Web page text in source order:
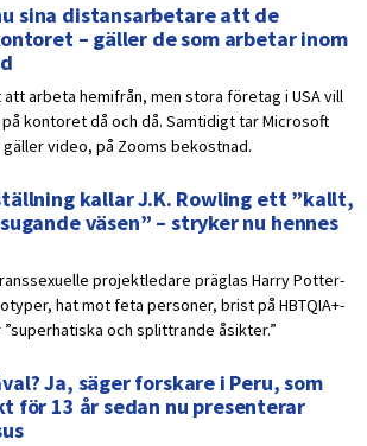
sina distansarbetare att de
– gäller de som arbetar inom
arbeta hemifrån, men stora företag i USA vill
kontoret då och då. Samtidigt tar Microsoft
video, på Zooms bekostnad.
kallar J.K. Rowling ett ”kallt,
väsen” – stryker nu hennes
projektledare präglas Harry Potter-
hat mot feta personer, brist på HBTQIA+-
och splittrande åsikter.”
Ja, säger forskare i Peru, som
för 13 år sedan nu presenterar